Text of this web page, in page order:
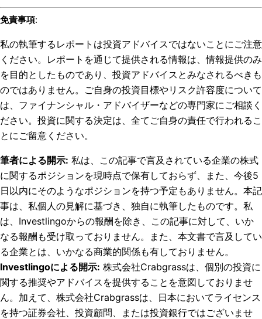
免責事項:
私の執筆するレポートは投資アドバイスではないことにご注意
ください。レポートを通じて提供される情報は、情報提供のみ
を目的としたものであり、投資アドバイスとみなされるべきも
のではありません。ご自身の投資目標やリスク許容度について
は、ファイナンシャル・アドバイザーなどの専門家にご相談く
ださい。投資に関する決定は、全てご自身の責任で行われるこ
とにご留意ください。
筆者による開示: 私は、この記事で言及されている企業の株式
に関するポジションを現時点で保有しておらず、また、今後5
日以内にそのようなポジションを持つ予定もありません。 本記
事は、私個人の見解に基づき、独自に執筆したものです。私
は、Investlingoからの報酬を除き、この記事に対して、いか
なる報酬も受け取っておりません。また、本文書で言及してい
る企業とは、いかなる商業的関係も有しておりません。
Investlingoによる開示: 株式会社Crabgrassは、個別の投資に
関する推奨やアドバイスを提供することを意図しておりませ
ん。加えて、株式会社Crabgrassは、日本においてライセンス
を持つ証券会社、投資顧問、または投資銀行ではございませ